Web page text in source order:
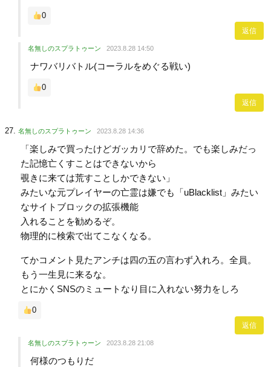
0
返信
名無しのスプラトゥーン 2023.8.28 14:50
ナワバリバトル(コーラルをめぐる戦い)
0
返信
名無しのスプラトゥーン 2023.8.28 14:36
「楽しみで買ったけどガッカリで辞めた。でも楽しみだっ
た記憶亡くすことはできないから
覗きに来ては荒すことしかできない」
みたいな元プレイヤーの亡霊は嫌でも「uBlacklist」みたい
なサイトブロックの拡張機能
入れることを勧めるぞ。
物理的に検索で出てこなくなる。
てかコメント見たアンチは四の五の言わず入れろ。全員。
もう一生見に来るな。
とにかくSNSのミュートなり目に入れない努力をしろ
0
返信
名無しのスプラトゥーン 2023.8.28 21:08
何様のつもりだ